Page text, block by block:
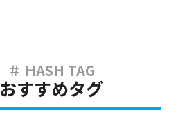
おすすめタグ